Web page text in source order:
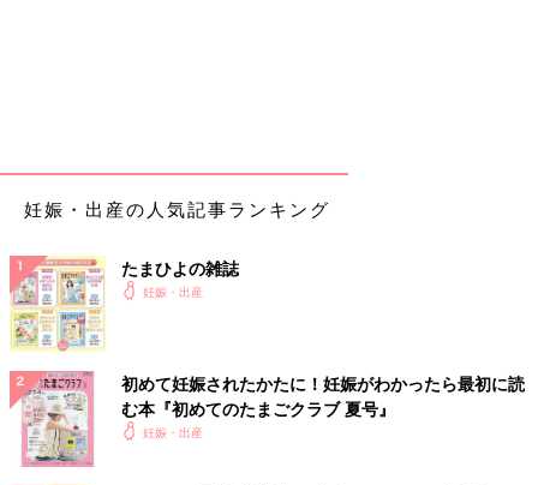
妊娠・出産の人気記事ランキング
たまひよの雑誌
妊娠・出産
初めて妊娠されたかたに！妊娠がわかったら最初に読
む本『初めてのたまごクラブ 夏号』
妊娠・出産